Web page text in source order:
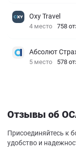
Oxy Travel
4 место 758
Абсолют
5 место 578
Отзывы об
Присоединяйтесь к
удобство и